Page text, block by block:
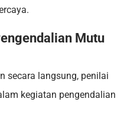
Mutu
secara langsung, penilai
kegiatan pengendalian